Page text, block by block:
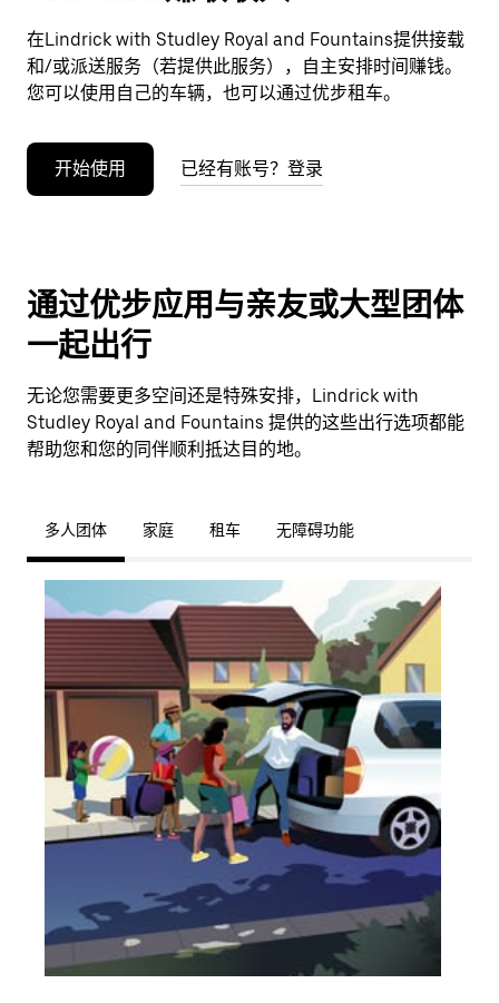
在Lindrick with Studley Royal and Fountains提供接载
和/或派送服务（若提供此服务），自主安排时间赚钱。
您可以使用自己的车辆，也可以通过优步租车。
开始使用 已经有账号？登录
通过优步应用与亲友或大型团体
一起出行
无论您需要更多空间还是特殊安排，Lindrick with
Studley Royal and Fountains 提供的这些出行选项都能
帮助您和您的同伴顺利抵达目的地。
多人团体 家庭 租车 无障碍功能